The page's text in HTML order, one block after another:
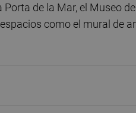
de la Mar, el Museo
como el mural de